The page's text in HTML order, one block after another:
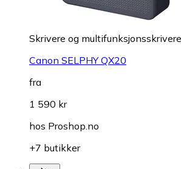
Skrivere og multifunksjonsskrivere
Canon SELPHY QX20
fra
1 590 kr
hos Proshop.no
+7 butikker